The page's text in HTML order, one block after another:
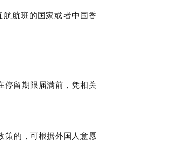
航班的国家或者中国香
停留期限届满前，凭相关
策的，可根据外国人意愿